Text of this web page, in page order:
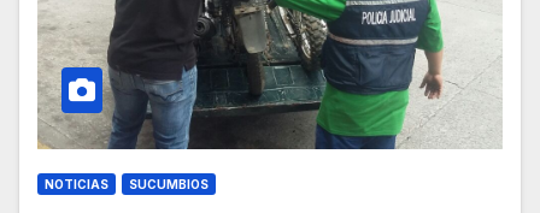
NOTICIAS SUCUMBIOS